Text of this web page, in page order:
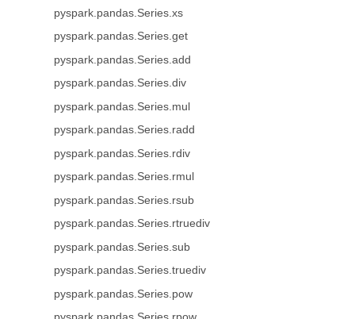
pyspark.pandas.Series.xs
pyspark.pandas.Series.get
pyspark.pandas.Series.add
pyspark.pandas.Series.div
pyspark.pandas.Series.mul
pyspark.pandas.Series.radd
pyspark.pandas.Series.rdiv
pyspark.pandas.Series.rmul
pyspark.pandas.Series.rsub
pyspark.pandas.Series.rtruediv
pyspark.pandas.Series.sub
pyspark.pandas.Series.truediv
pyspark.pandas.Series.pow